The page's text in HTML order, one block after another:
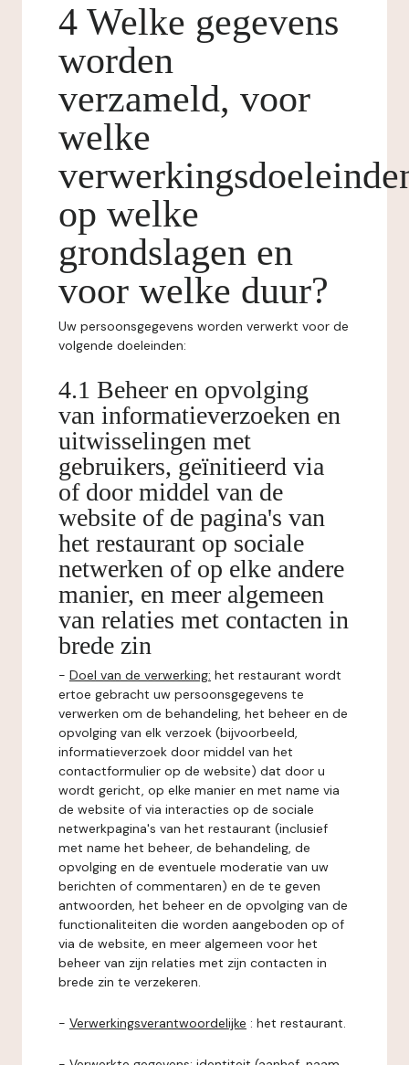
4 Welke gegevens
worden
verzameld, voor
welke
op welke
grondslagen en
voor welke duur?
Uw persoonsgegevens worden verwerkt voor de
volgende doeleinden:
4.1 Beheer en opvolging
van informatieverzoeken en
uitwisselingen met
gebruikers, geïnitieerd via
of door middel van de
website of de pagina's van
het restaurant op sociale
netwerken of op elke andere
manier, en meer algemeen
van relaties met contacten in
brede zin
- Doel van de verwerking: het restaurant wordt
ertoe gebracht uw persoonsgegevens te
verwerken om de behandeling, het beheer en de
opvolging van elk verzoek (bijvoorbeeld,
informatieverzoek door middel van het
contactformulier op de website) dat door u
wordt gericht, op elke manier en met name via
de website of via interacties op de sociale
netwerkpagina's van het restaurant (inclusief
met name het beheer, de behandeling, de
opvolging en de eventuele moderatie van uw
berichten of commentaren) en de te geven
antwoorden, het beheer en de opvolging van de
functionaliteiten die worden aangeboden op of
via de website, en meer algemeen voor het
beheer van zijn relaties met zijn contacten in
brede zin te verzekeren.
- Verwerkingsverantwoordelijke : het restaurant.